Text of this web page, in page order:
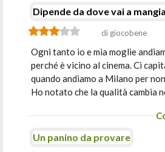
Dipende da dove vai a
di giocobene
Ogni tanto io e mia moglie
perché è vicino al cinema. Ci
quando andiamo a Milano per
Ho notato che la qualità cambia
Un panino da provare